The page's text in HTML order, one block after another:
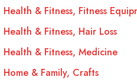
Health & Fitness, Fitness
Health & Fitness, Hair Loss
Health & Fitness, Medicine
Home & Family, Crafts